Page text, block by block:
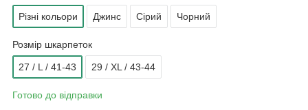
Різні кольори Джинс Сірий Чорний
Розмір шкарпеток
27 / L / 41-43 29 / XL / 43-44
Готово до відправки